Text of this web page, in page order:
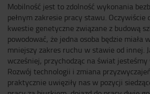
Mobilność jest to zdolność wykonania
pełnym zakresie pracy stawu. Oczywiście
kwestie genetyczne związane z budową
powodować, że jedna osoba będzie miała
mniejszy zakres ruchu w stawie od innej.
wcześniej, przychodząc na świat jesteśmy
Rozwój technologii i zmiana
praktycznie uwięziły nas w pozycji